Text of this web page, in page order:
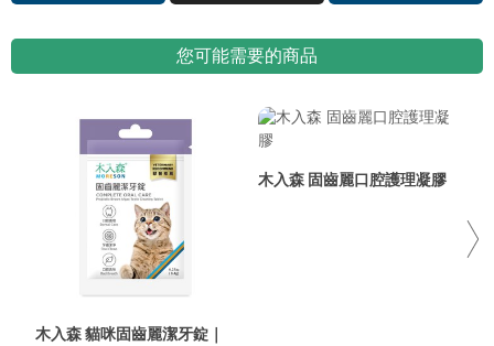
您可能需要的商品
木入森 貓咪固齒麗潔牙錠｜
木入森 固齒麗口腔護理凝膠